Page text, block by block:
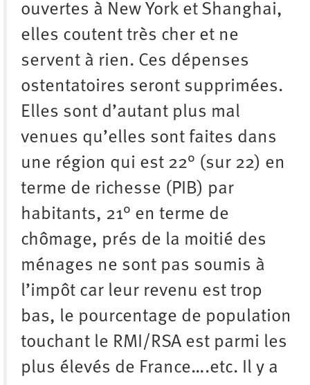
ouvertes à New York et Shanghai,
elles coutent très cher et ne
servent à rien. Ces dépenses
ostentatoires seront supprimées.
Elles sont d’autant plus mal
venues qu’elles sont faites dans
une région qui est 22° (sur 22) en
terme de richesse (PIB) par
habitants, 21° en terme de
chômage, prés de la moitié des
ménages ne sont pas soumis à
l’impôt car leur revenu est trop
bas, le pourcentage de population
touchant le RMI/RSA est parmi les
plus élevés de France….etc. Il y a